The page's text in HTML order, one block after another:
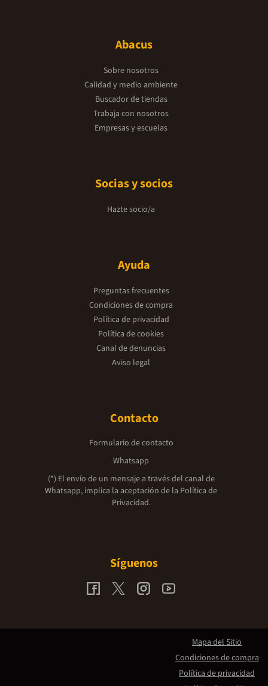
Abacus
Sobre nosotros
Calidad y medio ambiente
Buscador de tiendas
Trabaja con nosotros
Empresas y escuelas
Socias y socios
Hazte socio/a
Ayuda
Preguntas frecuentes
Condiciones de compra
Política de privacidad
Política de cookies
Canal de denuncias
Aviso legal
Contacto
Formulario de contacto
Whatsapp
(*) El envío de un mensaje a través del canal de
Whatsapp, implica la aceptación de la Política de
Privacidad.
Síguenos
Mapa del Sitio
Condiciones de compra
Política de privacidad